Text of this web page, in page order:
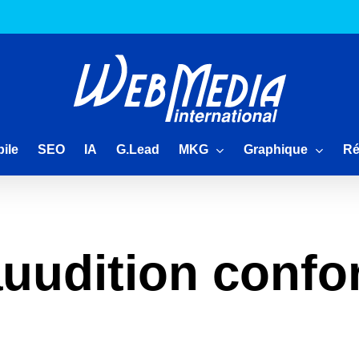
SEO IA G.Lead MKG Graphique